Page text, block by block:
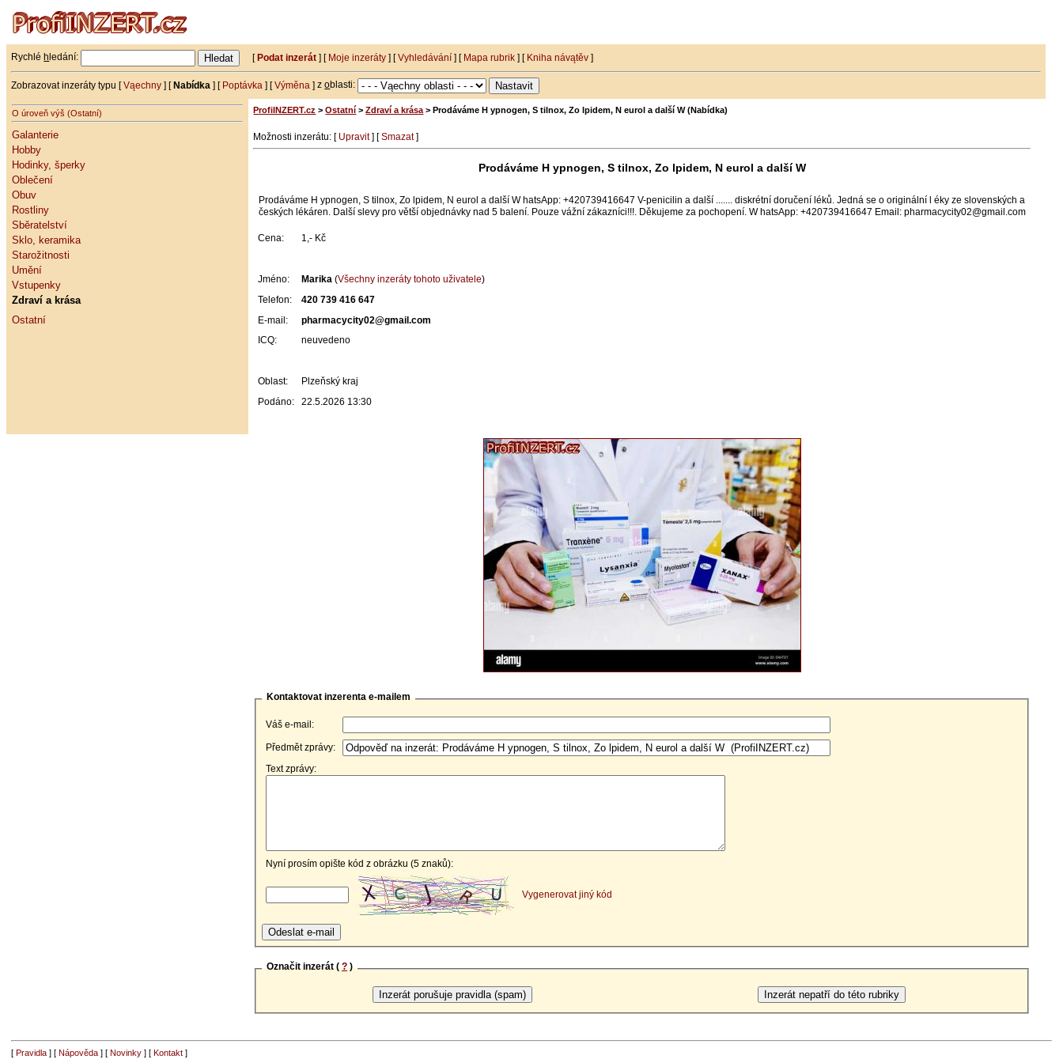
Rychlé h ledání: [Podat inzerát ] [ Moje inzeráty ] [Vyhledávání ] [ Mapa rubrik ] [ Kniha návątěv ]
Zobrazovat inzeráty typu [Vąechny ] [Nabídka ] [ Poptávka ] [Výměna ]zoblasti:
O úroveň výš (Ostatní)
Galanterie
Hobby
Hodinky, šperky
Oblečení
Obuv
Rostliny
Sběratelství
Sklo, keramika
Starožitnosti
Umění
Vstupenky
Zdraví a krása
Ostatní
ProfiINZERT.cz >Ostatní >Zdraví a krása > Prodáváme H ypnogen, S tilnox, Zo lpidem, N eurol a další W (Nabídka)
Možnosti inzerátu: [ Upravit] [Smazat]
Prodáváme H ypnogen, S tilnox, Zo lpidem, N eurol a další W
Prodáváme H ypnogen, S tilnox, Zo lpidem, N eurol a další W hatsApp: +420739416647 V-penicilin a další ....... diskrétní doručení léků. Jedná se o originální l éky ze slovenských a
českých lékáren. Další slevy pro větší objednávky nad 5 balení. Pouze vážní zákazníci!!!. Děkujeme za pochopení. W hatsApp: +420739416647 Email: pharmacycity02@gmail.com
Cena: 1,- Kč
Jméno: Marika(Všechny inzeráty tohoto uživatele)
Telefon:
420 739 416 647
E-mail:
pharmacycity02@gmail.com
ICQ:
neuvedeno
Oblast:
Plzeňský kraj
Podáno:
22.5.2026 13:30
Kontaktovat inzerenta e-mailem
Váš e-mail:
Předmět zprávy:
Text zprávy:
Nyní prosím opište kód z obrázku (5 znaků):
Vygenerovat jiný kód
Označit inzerát (?)
[ Pravidla] [ Nápověda] [ Novinky] [ Kontakt]